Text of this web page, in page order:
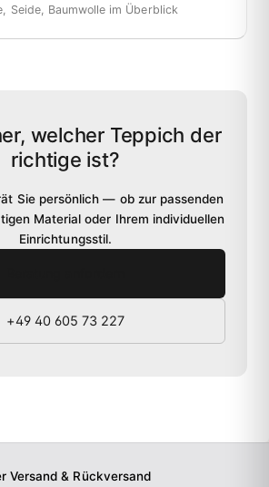
Seide, Baumwolle im Überblick
welcher Teppich der
richtige ist?
Sie persönlich — ob zur passenden
Material oder Ihrem individuellen
Einrichtungsstil.
+49 40 605 73 227
Versand & Rückversand